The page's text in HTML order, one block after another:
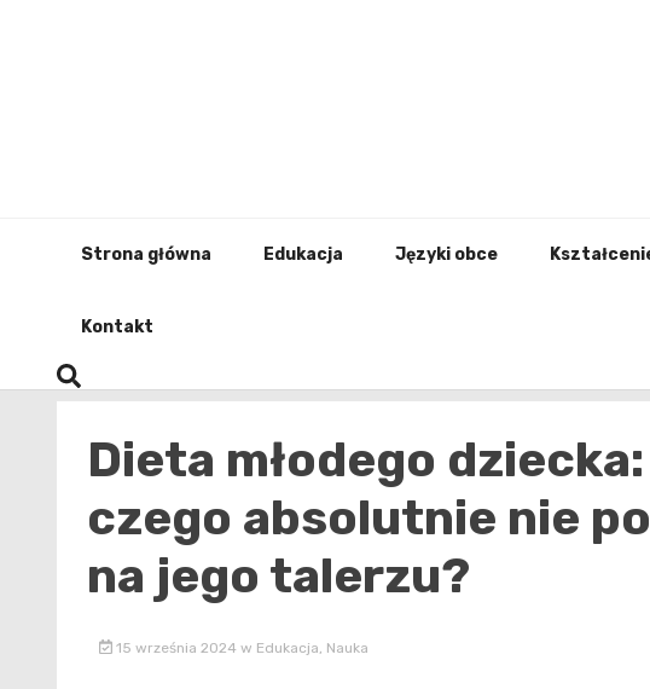
Strona główna Edukacja Języki obce
Kontakt
Dieta młodego
czego absolutnie nie
na jego talerzu?
15 września 2024 w Edukacja Nauka